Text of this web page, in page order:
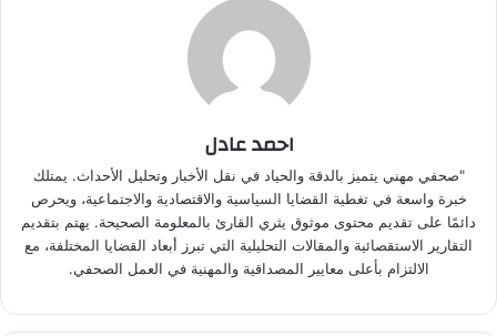
احمد عادل
"صحفي مهني يتميز بالدقة والحياد في نقل الأخبار وتحليل الأحداث. يمتلك
خبرة واسعة في تغطية القضايا السياسية والاقتصادية والاجتماعية، ويحرص
دائمًا على تقديم محتوى موثوق يثري القارئ بالمعلومة الصحيحة. يهتم بتقديم
التقارير الاستقصائية والمقالات التحليلية التي تبرز أبعاد القضايا المختلفة، مع
الالتزام بأعلى معايير المصداقية والمهنية في العمل الصحفي.